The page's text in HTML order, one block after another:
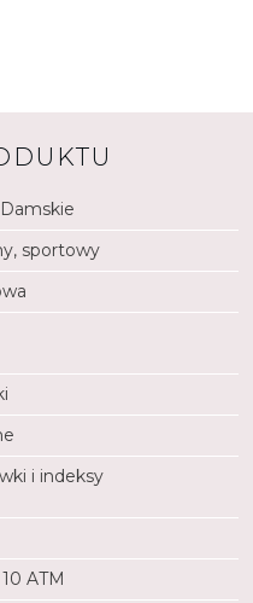
jest wodoodporny do
sportowy
i indeksy
ATM